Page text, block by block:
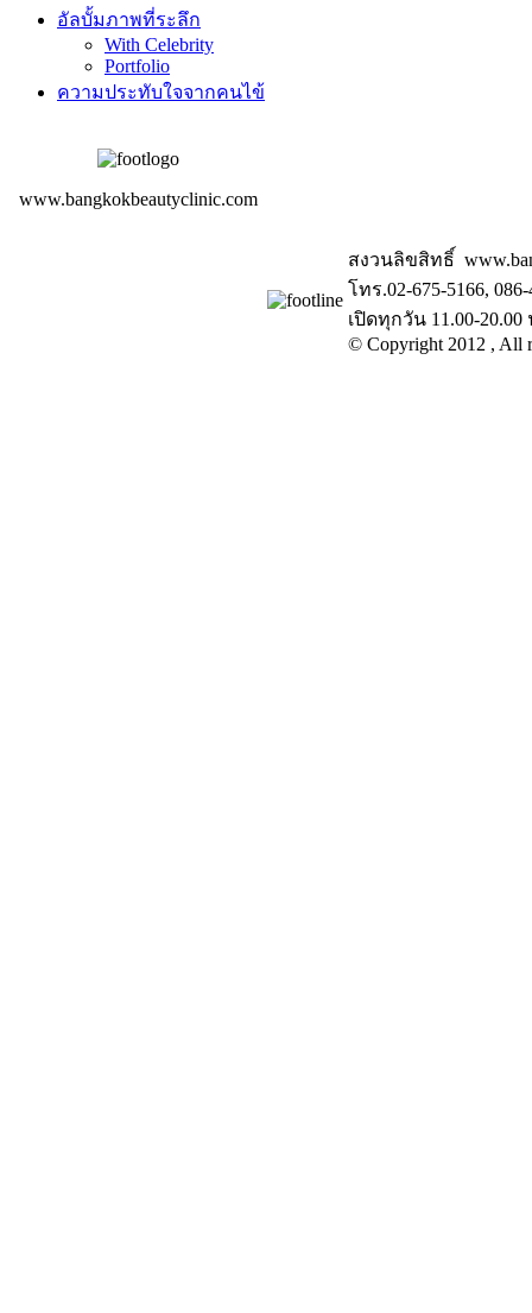
อัลบั้มภาพที่ระลึก
With Celebrity
Portfolio
ความประทับใจจากคนไข้
www.bangkokbeautyclinic.com
สงวนลิขสิทธิ์
โทร.02-675-5166,
เปิดทุกวัน 11.00-20.00
© Copyright 2012 , All